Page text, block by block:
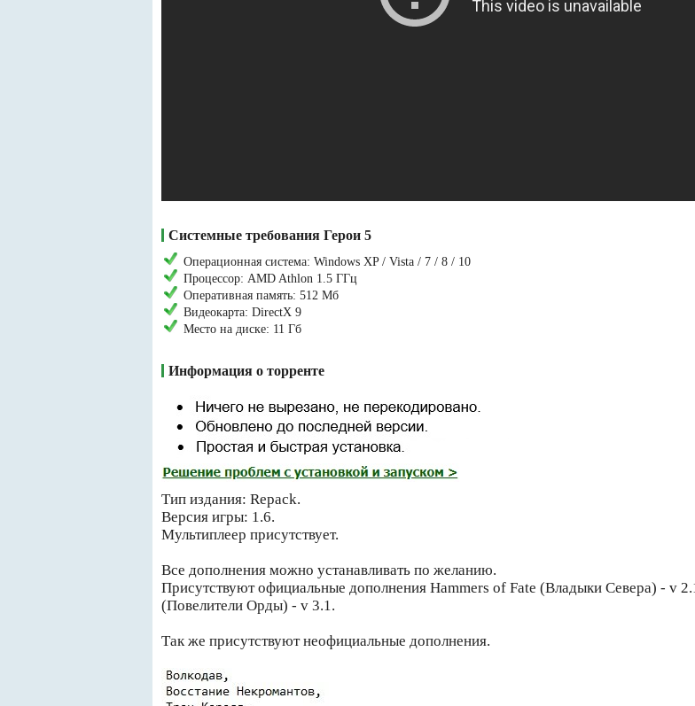
Системные требования Герои 5
Операционная система: Windows XP / Vista / 7 / 8 / 10
Процессор: AMD Athlon 1.5 ГГц
Оперативная память: 512 Мб
Видеокарта: DirectX 9
Место на диске: 11 Гб
Информация о торренте
Тип издания: Repack.
Версия игры: 1.6.
Мультиплеер присутствует.
Все дополнения можно устанавливать по желанию.
Присутствуют официальные дополнения Hammers of Fate (Владыки Севера) - v
(Повелители Орды) - v 3.1.
Так же присутствуют неофициальные дополнения.